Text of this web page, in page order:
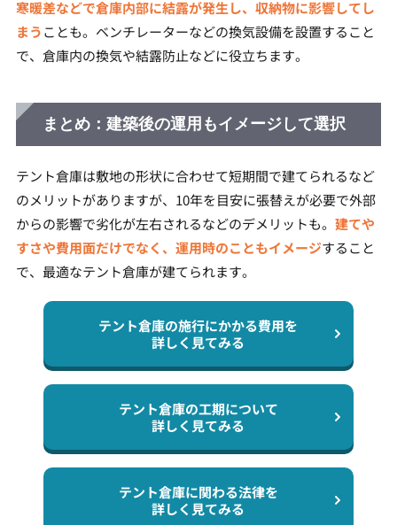
寒暖差などで倉庫内部に結露が発生し、収納物に影響してし
まうことも。ベンチレーターなどの換気設備を設置すること
で、倉庫内の換気や結露防止などに役立ちます。
まとめ：建築後の運用もイメージして選択
テント倉庫は敷地の形状に合わせて短期間で建てられるなど
のメリットがありますが、10年を目安に張替えが必要で外部
からの影響で劣化が左右されるなどのデメリットも。 建てや
すさや費用面だけでなく、運用時のこともイメージすること
で、最適なテント倉庫が建てられます。
テント倉庫の施行にかかる費用を
詳しく見てみる
テント倉庫の工期について
詳しく見てみる
テント倉庫に関わる法律を
詳しく見てみる